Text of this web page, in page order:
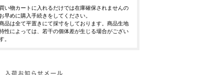
い物カートに入れるだけでは在庫確保されませんの
早めに購入手続きをしてください。
品は全て平置きにて採寸をしております。商品生地
性によっては、若干の個体差が生じる場合がござい
。